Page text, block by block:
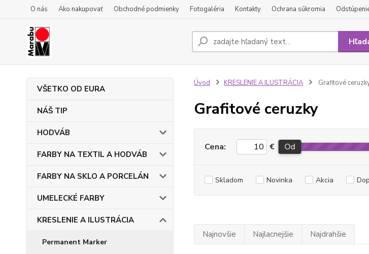
O nás Ako nakupovať Obchodné podmienky Fotogaléria Kontakty Ochrana súkromia
VŠETKO OD EURA
NÁŠ TIP
HODVÁB
FARBY NA TEXTIL A HODVÁB
FARBY NA SKLO A PORCELÁN
UMELECKÉ FARBY
KRESLENIE A ILUSTRÁCIA
Permanent Marker
Úvod KRESLENIE A ILUSTRÁCIA Grafitové
Grafitové ceruzky
Cena: € Od
Skladom Novinka Akcia
Najnovšie Najlacnejšie Najdrahšie